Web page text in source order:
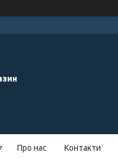
Про нас Контакти